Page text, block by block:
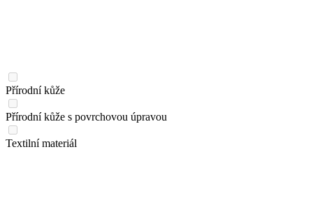
Přírodní kůže
Přírodní kůže s povrchovou úpravou
Textilní materiál